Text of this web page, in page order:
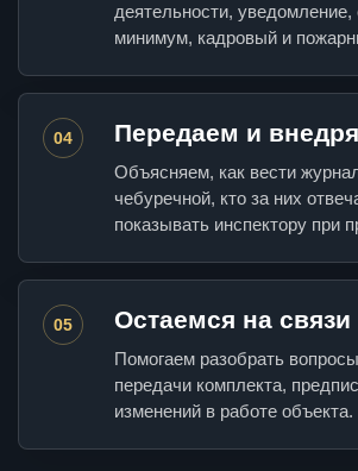
деятельности,
минимум, кадровый и
04 Передаем и
Объясняем, как вести
чебуречной, кто за них
показывать инспектору при
05 Остаемся на связи
Помогаем разобрать
передачи комплекта,
изменений в работе объекта.